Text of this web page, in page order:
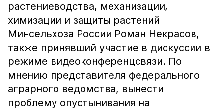
растениеводства, механизации,
химизации и защиты растений
Минсельхоза России Роман Некрасов,
также принявший участие в дискуссии в
режиме видеоконференцсвязи. По
мнению представителя федерального
аграрного ведомства, вынести
проблему опустынивания на